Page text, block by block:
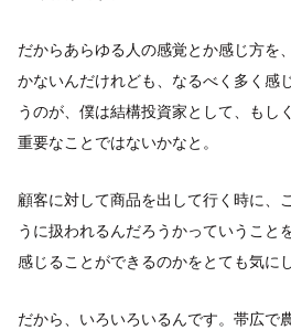
だからあらゆる人の感覚とか感じ方を
かないんだけれども、なるべく多く感
うのが、僕は結構投資家として、もし
重要なことではないかなと。
顧客に対して商品を出して行く時に、
うに扱われるんだろうかっていうこと
感じることができるのかをとても気に
だから、いろいろいるんです。帯広で